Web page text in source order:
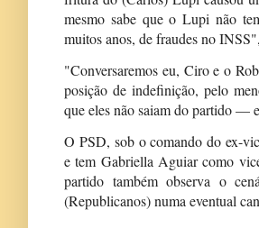
mesmo sabe que o Lupi não
muitos anos, de fraudes no
"Conversaremos eu, Ciro e o
posição de indefinição, pelo
que eles não saiam do partido —
O PSD, sob o comando do ex-
e tem Gabriella Aguiar como
partido também observa o
(Republicanos) numa eventual